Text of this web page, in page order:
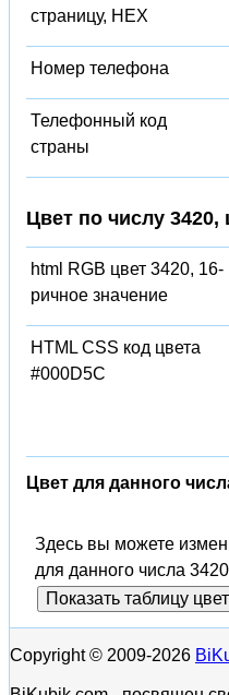
страницу, HEX
Номер телефона
Телефонный код
страны
Цвет по числу 3420,
html RGB цвет 3420, 16-
ричное значение
HTML CSS код цвета
#000D5C
Цвет для данного
Здесь вы можете
для данного числа
Показать таблицу
Copyright © 2009-2026